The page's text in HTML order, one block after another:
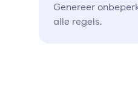
Genereer
alle regels.